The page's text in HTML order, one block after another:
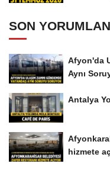
SON
Afyon'da
Aynı
Antalya
hizmete